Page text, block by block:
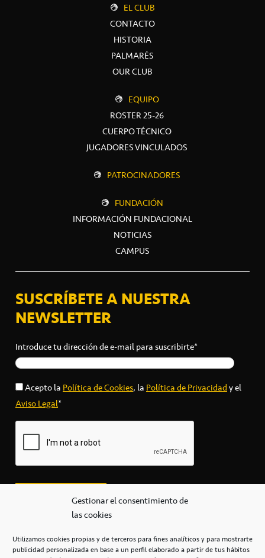
Gestionar el consentimiento de
las cookies
Utilizamos cookies propias y de terceros para fines analíticos y para mostrarte
publicidad personalizada en base a un perfil elaborado a partir de tus hábitos
EL CLUB
CONTACTO
HISTORIA
PALMARÉS
OUR CLUB
EQUIPO
ROSTER 25-26
CUERPO TÉCNICO
JUGADORES VINCULADOS
PATROCINADORES
FUNDACIÓN
INFORMACIÓN FUNDACIONAL
NOTICIAS
CAMPUS
SUSCRÍBETE A NUESTRA
NEWSLETTER
Introduce tu dirección de e-mail para suscribirte*
Acepto laPolítica de Cookies, laPolítica de Privacidady el
Aviso Legal*
secretaria@cbcanarias.es